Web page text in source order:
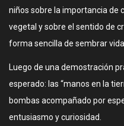
niños sobre la importancia de
vegetal y sobre el sentido de
forma sencilla de sembrar vida.
Luego de una demostración
esperado: las “manos en la
bombas acompañado por
entusiasmo y curiosidad.